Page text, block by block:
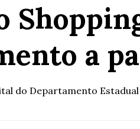
a
do Departamento